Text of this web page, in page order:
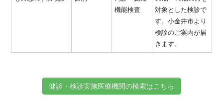
機能検査
対象とした検診で
す。小金井市より
検診のご案内が届
きます。
健診・検診実施医療機関の検索はこちら